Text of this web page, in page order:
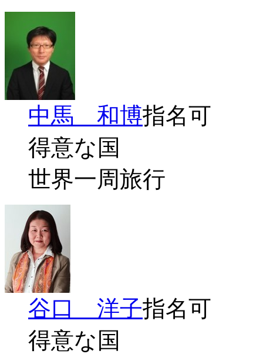
中馬 和博指名可
得意な国
世界一周旅行
谷口 洋子指名可
得意な国